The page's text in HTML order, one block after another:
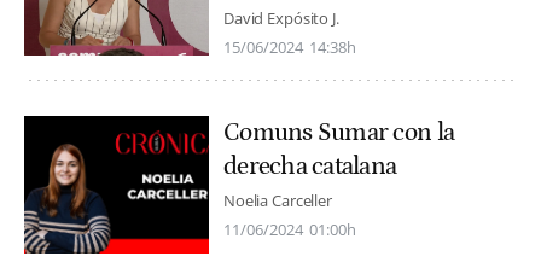
David Expósito J.
15/06/2024 14:38h
Comuns Sumar con la
derecha catalana
Noelia Carceller
11/06/2024 01:00h